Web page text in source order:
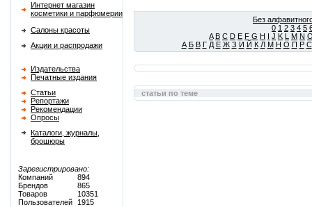
Интернет магазин
косметики и парфюмерии
Салоны красоты
Акции и распродажи
Издательства
Печатные издания
Статьи
Репортажи
Рекомендации
Опросы
Каталоги, журналы,
брошюры
Зарегистрировано:
Компаний
894
Брендов
865
Товаров
10351
Пользователей
1915
Без
0 1 2 3 4 5
A B C D E F G H I J K L M N
А Б В Г Д Е Ж З И Й К Л М Н О П Р С
статьи по теме